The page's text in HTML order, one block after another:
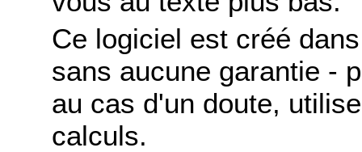
Ce logiciel est créé
sans aucune garantie -
au cas d'un doute,
calculs.